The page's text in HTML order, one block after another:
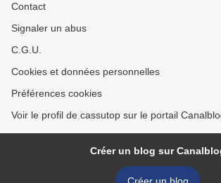
Contact
Signaler un abus
C.G.U.
Cookies et données personnelles
Préférences cookies
Voir le profil de cassutop sur le portail
Créer un blog sur